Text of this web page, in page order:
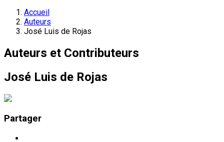
Accueil
Auteurs
José Luis de Rojas
Auteurs et Contributeurs
José Luis de Rojas
Partager